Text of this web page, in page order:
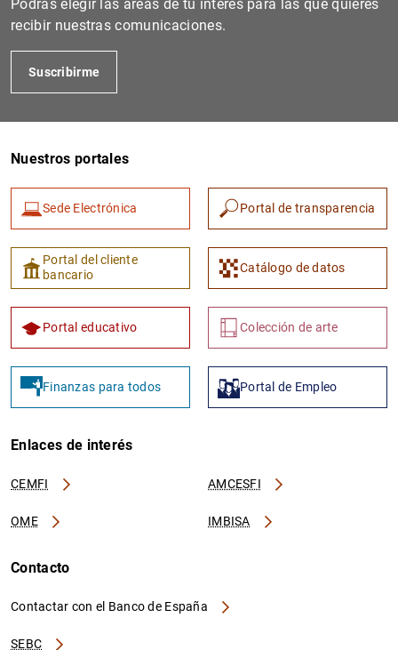
Podrás elegir las áreas de tu interés para las que quieres
recibir nuestras comunicaciones.
Suscribirme
Nuestros portales
Sede Electrónica Portal de transparencia
Portal del cliente
bancario
Catálogo de datos
Portal educativo Colección de arte
Finanzas para todos Portal de Empleo
Enlaces de interés
CEMFI AMCESFI
OME IMBISA
Contacto
Contactar con el Banco de España
SEBC